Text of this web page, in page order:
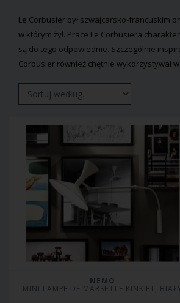
Le Corbusier był szwajcarsko-francuskim
w którym żył. Prace Le Corbusiera
są do tego odpowiednie. Szczególnie
Corbusier również chętnie wykorzystywał
NEMO
MINI LAMPE DE MARSEILLE KINKIET,